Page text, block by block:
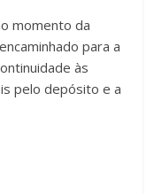
momento da
para a
às
pelo depósito e a